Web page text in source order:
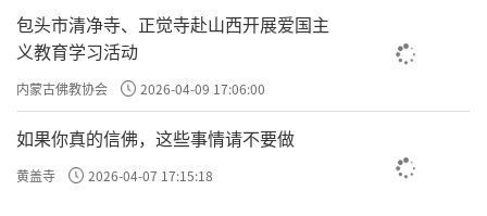
包头市清净寺、正觉寺赴山西开展爱国主
义教育学习活动
内蒙古佛教协会 2026-04-09 17:06:00
如果你真的信佛，这些事情请不要做
黄盖寺 2026-04-07 17:15:18